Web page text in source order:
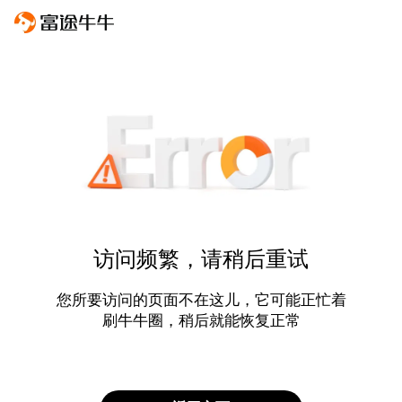
访问频繁，请稍后重试
您所要访问的页面不在这儿，它可能正忙着
刷牛牛圈，稍后就能恢复正常